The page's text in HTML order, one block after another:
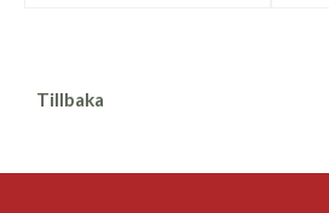
Tillbaka